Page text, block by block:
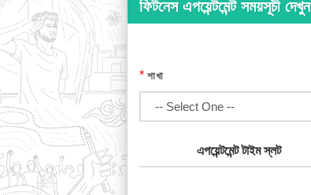
ফিটনেস এপয়েন্টমেন্ট সময়সূচী দেখুন
* শাখা
এপয়েন্টমেন্ট টাইম স্লট